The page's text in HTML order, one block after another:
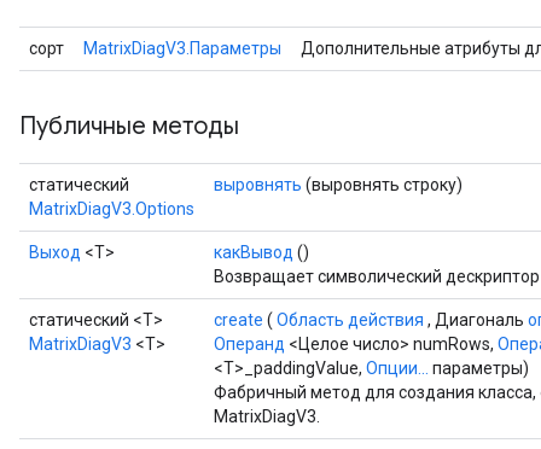
сорт MatrixDiagV3.Параметры Дополнительные атрибуты
Публичные методы
статический
MatrixDiagV3.Options
выровнять (выровнять строку)
Выход <Т> какВывод ()
Возвращает символический дескриптор
статический <T>
MatrixDiagV3 <T>
create ( Область действия , Диагональ
Операнд <Целое число> numRows,
<T>_paddingValue, Опции...
параметры)
Фабричный метод для создания
MatrixDiagV3.